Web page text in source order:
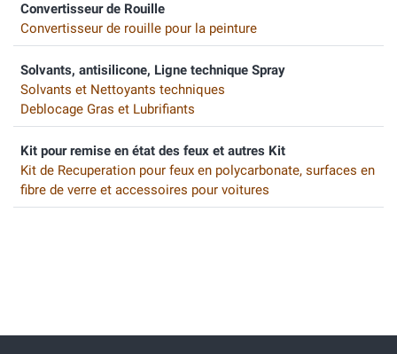
Convertisseur de Rouille
Convertisseur de rouille pour la peinture
Solvants, antisilicone, Ligne technique Spray
Solvants et Nettoyants techniques
Deblocage Gras et Lubrifiants
Kit pour remise en état des feux et autres Kit
Kit de Recuperation pour feux en polycarbonate, surfaces en
fibre de verre et accessoires pour voitures